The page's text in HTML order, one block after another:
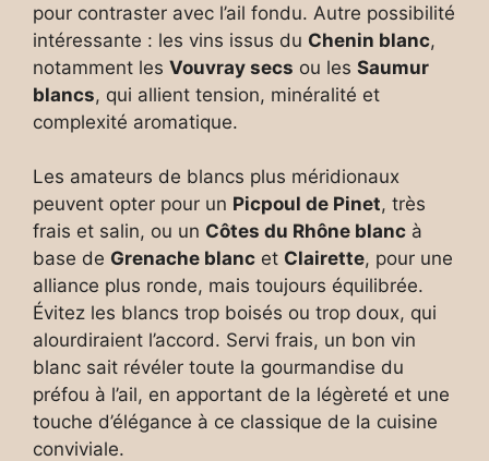
pour contraster avec l’ail fondu. Autre possibilité
intéressante : les vins issus du Chenin blanc,
notamment les Vouvray secs ou les Saumur
blancs, qui allient tension, minéralité et
complexité aromatique.
Les amateurs de blancs plus méridionaux
peuvent opter pour un Picpoul de Pinet, très
frais et salin, ou un Côtes du Rhône blanc à
base de Grenache blanc et Clairette, pour une
alliance plus ronde, mais toujours équilibrée.
Évitez les blancs trop boisés ou trop doux, qui
alourdiraient l’accord. Servi frais, un bon vin
blanc sait révéler toute la gourmandise du
préfou à l’ail, en apportant de la légèreté et une
touche d’élégance à ce classique de la cuisine
conviviale.